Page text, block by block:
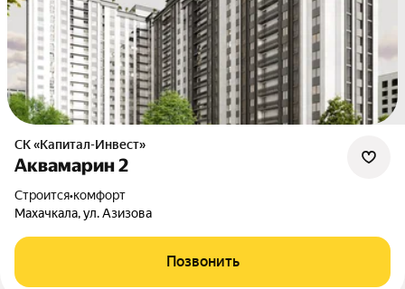
СК «Капитал-Инвест»
Аквамарин 2
Строится•комфорт
Махачкала, ул. Азизова
Позвонить